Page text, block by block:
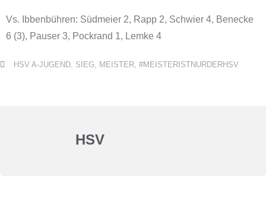
Vs. Ibbenbühren: Südmeier 2, Rapp 2, Schwier 4, Benecke
6 (3), Pauser 3, Pockrand 1, Lemke 4
HSV A-JUGEND, SIEG, MEISTER, #MEISTERISTNURDERHSV
HSV